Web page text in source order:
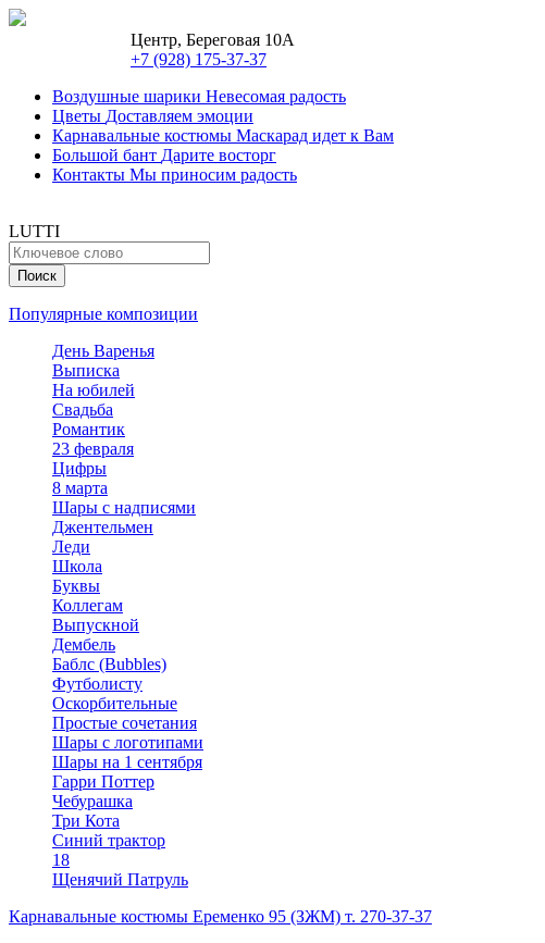
Центр, Береговая 10А
+7 (928) 175-37-37
Воздушные шарики Невесомая радость
Цветы Доставляем эмоции
Карнавальные костюмы Маскарад идет к Вам
Большой бант Дарите восторг
Контакты Мы приносим радость
LUTTI
Популярные композиции
День Варенья
Выписка
На юбилей
Свадьба
Романтик
23 февраля
Цифры
8 марта
Шары с надписями
Джентельмен
Леди
Школа
Буквы
Коллегам
Выпускной
Дембель
Баблс (Bubbles)
Футболисту
Оскорбительные
Простые сочетания
Шары с логотипами
Шары на 1 сентября
Гарри Поттер
Чебурашка
Три Кота
Синий трактор
18
Щенячий Патруль
Карнавальные костюмы Еременко 95 (ЗЖМ) т. 270-37-37